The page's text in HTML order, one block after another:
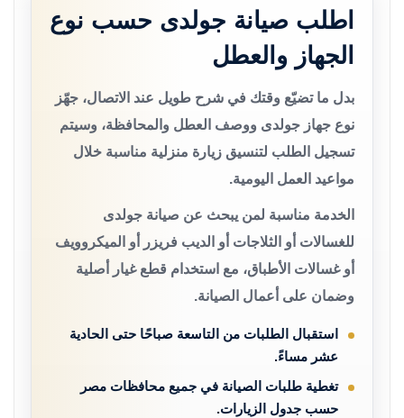
اطلب صيانة جولدى حسب نوع
الجهاز والعطل
بدل ما تضيّع وقتك في شرح طويل عند الاتصال، جهّز
نوع جهاز جولدى ووصف العطل والمحافظة، وسيتم
تسجيل الطلب لتنسيق زيارة منزلية مناسبة خلال
مواعيد العمل اليومية.
الخدمة مناسبة لمن يبحث عن صيانة جولدى
للغسالات أو الثلاجات أو الديب فريزر أو الميكروويف
أو غسالات الأطباق، مع استخدام قطع غيار أصلية
وضمان على أعمال الصيانة.
استقبال الطلبات من التاسعة صباحًا حتى الحادية
عشر مساءً.
تغطية طلبات الصيانة في جميع محافظات مصر
حسب جدول الزيارات.